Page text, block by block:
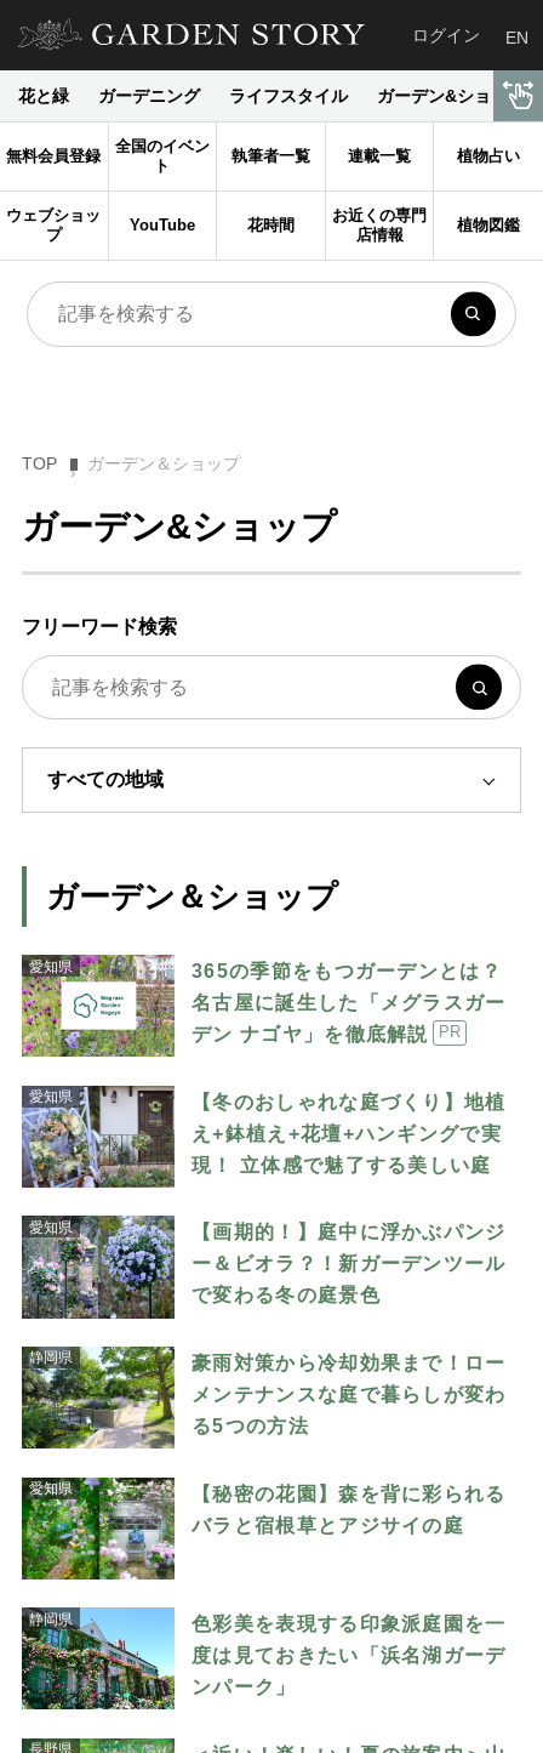
ログイン EN
花と緑 ガーデニング ライフスタイル ガーデン&ショップ
無料会員登録
全国のイベン
ト
執筆者一覧 連載一覧 植物占い
ウェブショッ
プ
YouTube 花時間
お近くの専門
店情報
植物図鑑
TOP ガーデン＆ショップ
ガーデン&ショップ
フリーワード検索
ガーデン＆ショップ
愛知県
365の季節をもつガーデンとは？
名古屋に誕生した「メグラスガー
デン ナゴヤ」を徹底解説
PR
愛知県
【冬のおしゃれな庭づくり】地植
え+鉢植え+花壇+ハンギングで実
現！ 立体感で魅了する美しい庭
愛知県
【画期的！】庭中に浮かぶパンジ
ー＆ビオラ？！新ガーデンツール
で変わる冬の庭景色
静岡県
豪雨対策から冷却効果まで！ロー
メンテナンスな庭で暮らしが変わ
る5つの方法
愛知県
【秘密の花園】森を背に彩られる
バラと宿根草とアジサイの庭
静岡県
色彩美を表現する印象派庭園を一
度は見ておきたい「浜名湖ガーデ
ンパーク」
長野県